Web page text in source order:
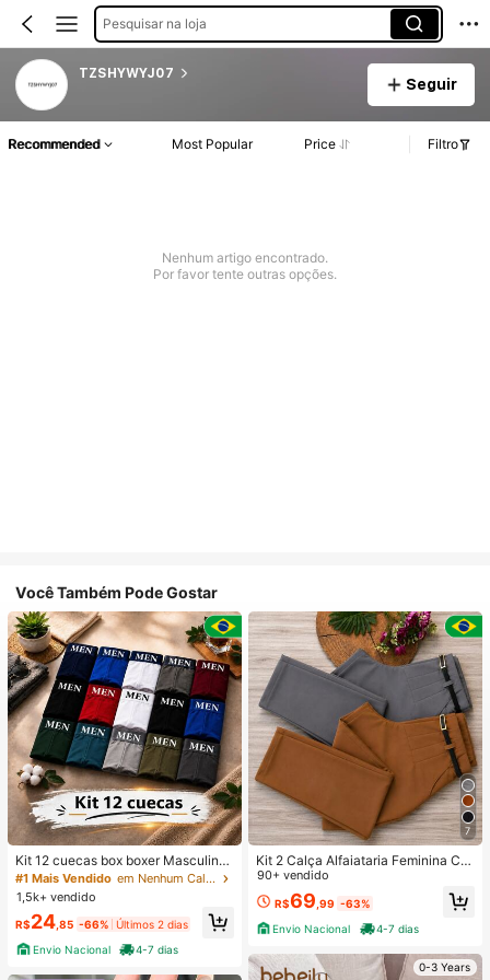
Pesquisar na loja
TZSHYWYJ07
Seguir
Recommended Most Popular Price Filtro
Nenhum artigo encontrado.
Por favor tente outras opções.
Você Também Pode Gostar
Kit 12 cuecas box boxer Masculinas
Premium Microfibra Confort Boxer o
u 4
#1 Mais Vendido
em Nenhum Calções de banho masculinos
1,5k+ vendido
R$24 ,85 -66% Últimos 2 dias
Envio Nacional
4-7 dias
7
Kit 2 Calça Alfaiataria Feminina Co
m Cinto
90+ vendido
R$69 ,99 -63%
Envio Nacional
4-7 dias
0-3 Years